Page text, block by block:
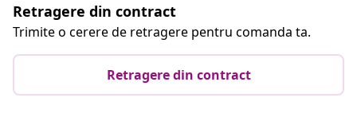
Retragere din contract
Trimite o cerere de retragere pentru comanda ta.
Retragere din contract